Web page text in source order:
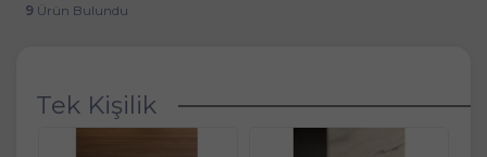
9 Ürün Bulundu
Tek Kişilik